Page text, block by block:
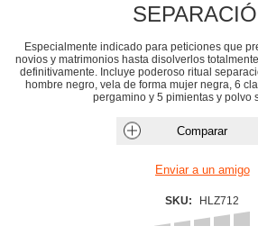
Especialmente indicado para peticiones que
novios y matrimonios hasta disolverlos
definitivamente. Incluye poderoso ritual
hombre negro, vela de forma mujer negra, 6
pergamino y 5 pimientas y polvo
SKU: HLZ712